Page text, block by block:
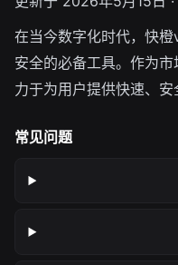
在当今数字化时代，快
安全的必备工具。作为
力于为用户提供快速、安
常见问题